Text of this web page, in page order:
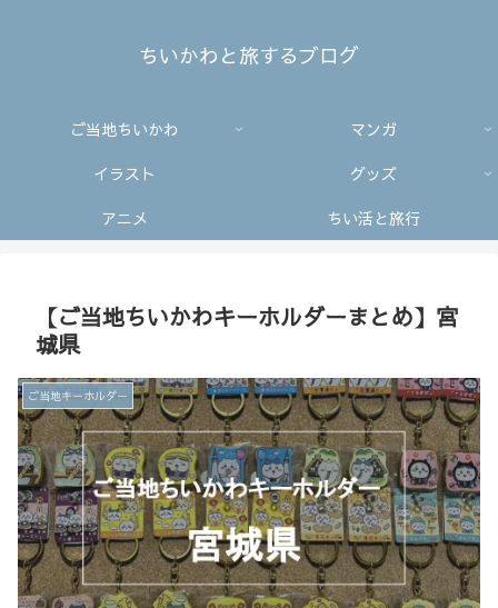
ちいかわと旅するブログ
ご当地ちいかわ
マンガ
イラスト
グッズ
アニメ
ちい活と旅行
【ご当地ちいかわキーホルダーまとめ】宮
城県
ご当地キーホルダー